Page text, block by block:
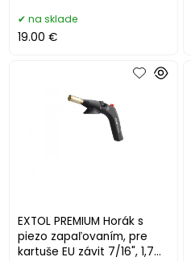
na sklade
19.00 €
EXTOL PREMIUM Horák s
piezo zapaľovaním, pre
kartuše EU závit 7/16", 1,7